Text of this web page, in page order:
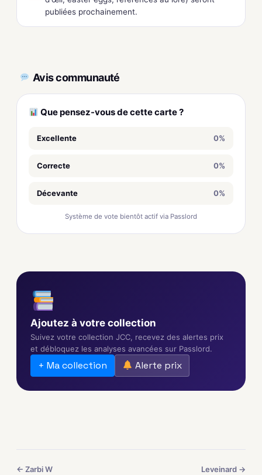
publiées prochainement.
Avis communauté
Que pensez-vous de cette carte ?
Excellente 0%
Correcte 0%
Décevante 0%
Système de vote bientôt actif via Passlord
Ajoutez à votre collection
Suivez votre collection JCC, recevez des alertes prix
et débloquez les analyses avancées sur Passlord.
+ Ma collection Alerte prix
← Zarbi W Leveinard →